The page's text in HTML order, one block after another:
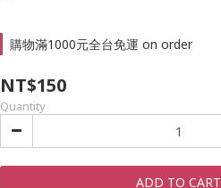
購物滿1000元全台免運 on order
NT$150
Quantity
ADD TO CART